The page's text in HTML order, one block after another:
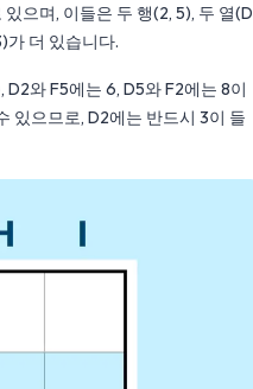
으며, 이들은 두 행(2, 5), 두 열
가 더 있습니다.
와 F5에는 6, D5와 F2에는 8이
있으므로, D2에는 반드시 3이 들